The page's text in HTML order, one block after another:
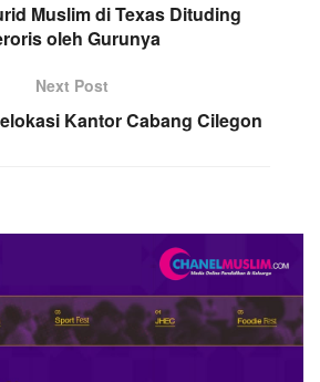
Muslim di Texas Dituding
oleh Gurunya
Next Post
Kantor Cabang Cilegon